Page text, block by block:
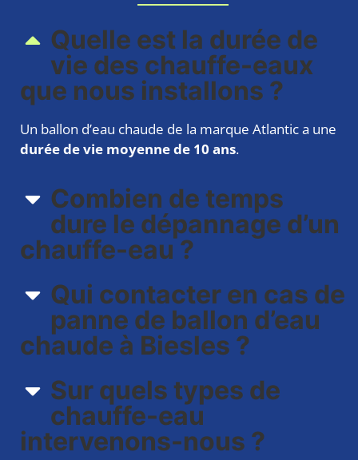
Quelle est la durée de
vie des chauffe-eaux
que nous installons ?
Un ballon d’eau chaude de la marque Atlantic a une
durée de vie moyenne de 10 ans.
Combien de temps
dure le dépannage d’un
chauffe-eau ?
Qui contacter en cas de
panne de ballon d’eau
chaude à Biesles ?
Sur quels types de
chauffe-eau
intervenons-nous ?​